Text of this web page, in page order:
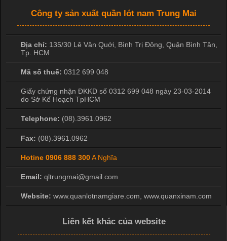
Công ty sản xuất quần lót nam Trung Mai
Địa chỉ: 135/30 Lê Văn Quới, Bình Trị Đông Quận Bình Tân
Tp. HCM
Mã số thuế: 0312 699 048
Giấy chứng nhận ĐKKD số 0312 699 048 ngày 23-03-2014
do Sở Kế Hoạch TpHCM
Telephone: (08).3961.0962
Fax: (08).3961.0962
Hotine 0906 888 300A Nghĩa
Email: qltrungmai@gmail.com
Website: www.quanlotnamgiare.com, www.quanxinam.com
Liên kết khác của website